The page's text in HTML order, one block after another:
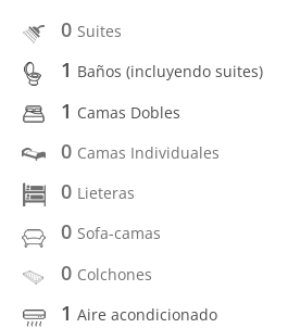
0 Suites
1 Baños (incluyendo suites)
1 Camas Dobles
0 Camas Individuales
0 Lieteras
0 Sofa-camas
0 Colchones
1 Aire acondicionado